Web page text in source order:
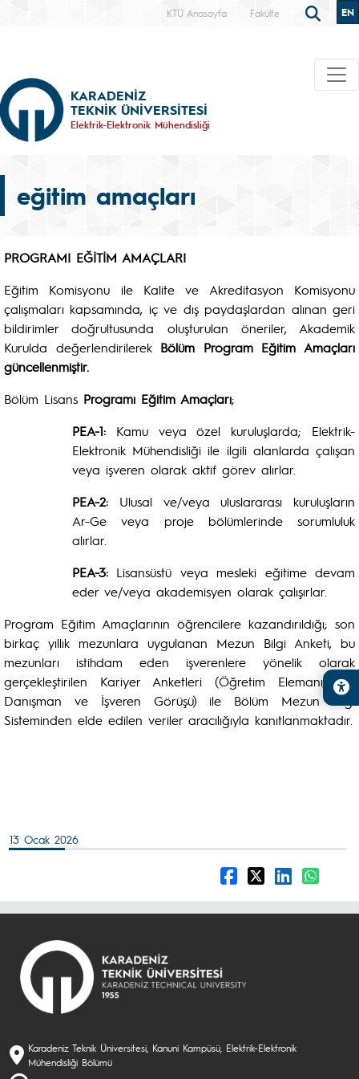
KTÜ Anasayfa Fakülte EN
KARADENİZ
TEKNİK ÜNİVERSİTESİ
Elektrik-Elektronik Mühendisliği
eğitim amaçları
PROGRAMI EĞİTİM AMAÇLARI
Eğitim Komisyonu ile Kalite ve Akreditasyon Komisyonu
çalışmaları kapsamında, iç ve dış paydaşlardan alınan geri
bildirimler doğrultusunda oluşturulan öneriler, Akademik
Kurulda değerlendirilerek Bölüm Program Eğitim Amaçları
güncellenmiştir.
Bölüm Lisans Programı Eğitim Amaçları;
PEA-1: Kamu veya özel kuruluşlarda; Elektrik-
Elektronik Mühendisliği ile ilgili alanlarda çalışan
veya işveren olarak aktif görev alırlar.
PEA-2: Ulusal ve/veya uluslararası kuruluşların
Ar-Ge veya proje bölümlerinde sorumluluk
alırlar.
PEA-3: Lisansüstü veya mesleki eğitime devam
eder ve/veya akademisyen olarak çalışırlar.
Program Eğitim Amaçlarının öğrencilere kazandırıldığı; son
birkaç yıllık mezunlara uygulanan Mezun Bilgi Anketi, bu
mezunları istihdam eden işverenlere yönelik olarak
gerçekleştirilen Kariyer Anketleri (Öğretim Elemanı, Dış
Danışman ve İşveren Görüşü) ile Bölüm Mezun Bilgi
Sisteminden elde edilen veriler aracılığıyla kanıtlanmaktadır.
13 Ocak 2026
Karadeniz Teknik Üniversitesi, Kanuni Kampüsü, Elektrik-Elektronik
Mühendisliği Bölümü